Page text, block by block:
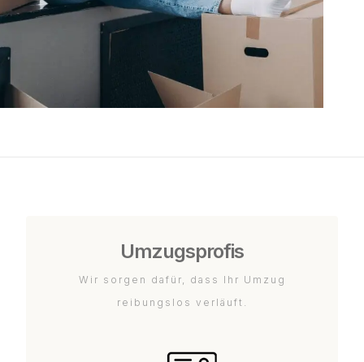
Umzugsprofis
Wir sorgen dafür, dass Ihr Umzug
reibungslos verläuft.